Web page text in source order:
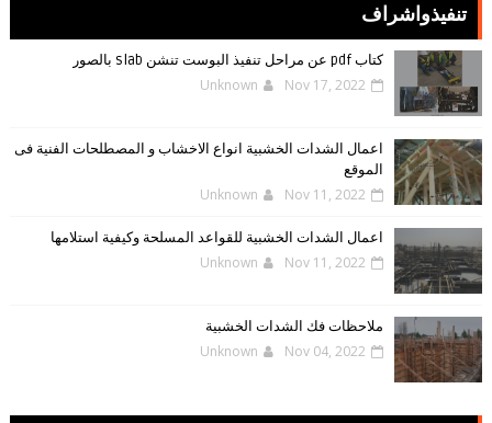
تنفيذواشراف
كتاب pdf عن مراحل تنفيذ البوست تنشن slab بالصور
Unknown Nov 17, 2022
اعمال الشدات الخشبية انواع الاخشاب و المصطلحات الفنية فى
الموقع
Unknown Nov 11, 2022
اعمال الشدات الخشبية للقواعد المسلحة وكيفية استلامها
Unknown Nov 11, 2022
ملاحظات فك الشدات الخشبية
Unknown Nov 04, 2022